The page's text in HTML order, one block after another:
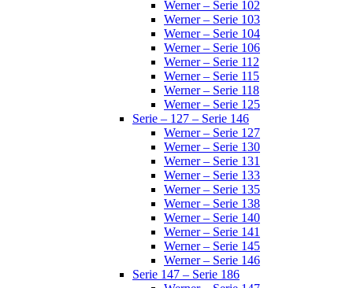
Werner – Serie 102
Werner – Serie 103
Werner – Serie 104
Werner – Serie 106
Werner – Serie 112
Werner – Serie 115
Werner – Serie 118
Werner – Serie 125
Serie – 127 – Serie 146
Werner – Serie 127
Werner – Serie 130
Werner – Serie 131
Werner – Serie 133
Werner – Serie 135
Werner – Serie 138
Werner – Serie 140
Werner – Serie 141
Werner – Serie 145
Werner – Serie 146
Serie 147 – Serie 186